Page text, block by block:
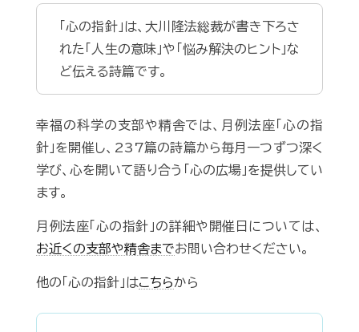
「心の指針」は、大川隆法総裁が書き下ろさ
れた「人生の意味」や「悩み解決のヒント」な
ど伝える詩篇です。
幸福の科学の支部や精舎では、月例法座「心の指
針」を開催し、237篇の詩篇から毎月一つずつ深く
学び、心を開いて語り合う「心の広場」を提供してい
ます。
月例法座「心の指針」の詳細や開催日については、
お近くの支部や精舎までお問い合わせください。
他の「心の指針」はこちらから